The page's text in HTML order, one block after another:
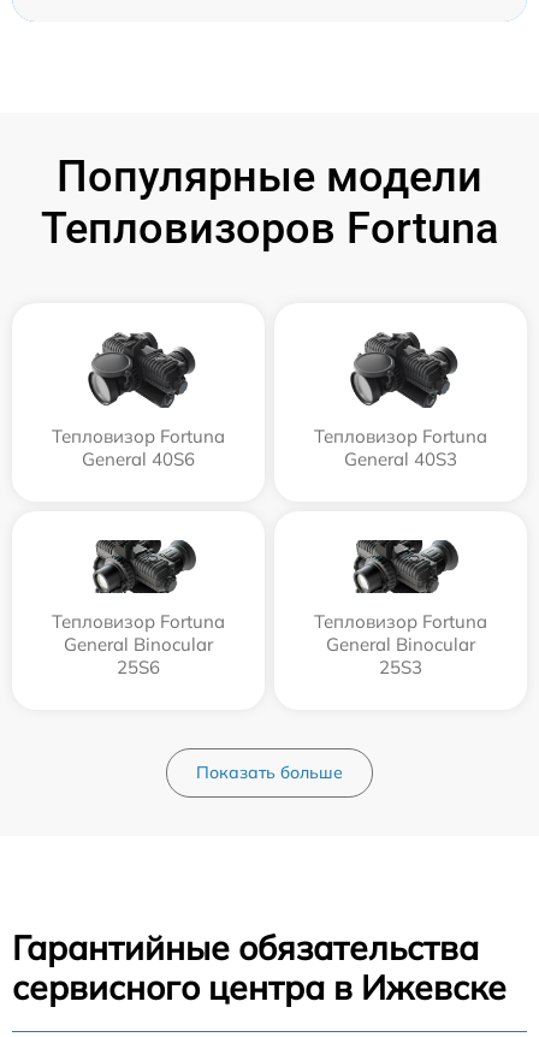
Популярные модели
Тепловизоров Fortuna
Тепловизор Fortuna
General 40S6
Тепловизор Fortuna
General 40S3
Тепловизор Fortuna
General Binocular
25S6
Тепловизор Fortuna
General Binocular
25S3
Показать больше
Гарантийные обязательства
сервисного центра в Ижевске